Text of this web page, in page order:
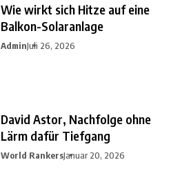
Wie wirkt sich Hitze auf eine
Balkon-Solaranlage
AdminJuli 26, 2026
David Astor, Nachfolge ohne
Lärm dafür Tiefgang
World RankersJanuar 20, 2026